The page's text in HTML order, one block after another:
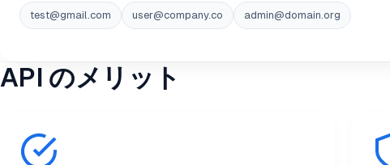
test@gmail.com user@company.co admin@domain.org
API のメリット